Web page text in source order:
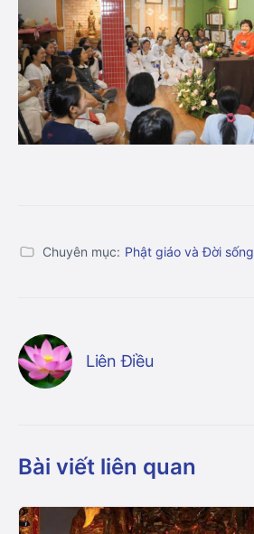
Chuyên mục: Phật giáo và Đời sống
Liên Điều
Bài viết liên quan